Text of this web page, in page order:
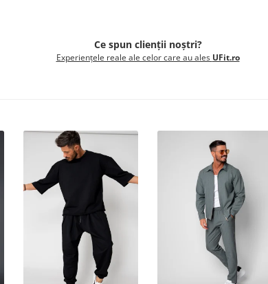
Ce spun clienții noștri?
Experiențele reale ale celor care au ales UFit.ro